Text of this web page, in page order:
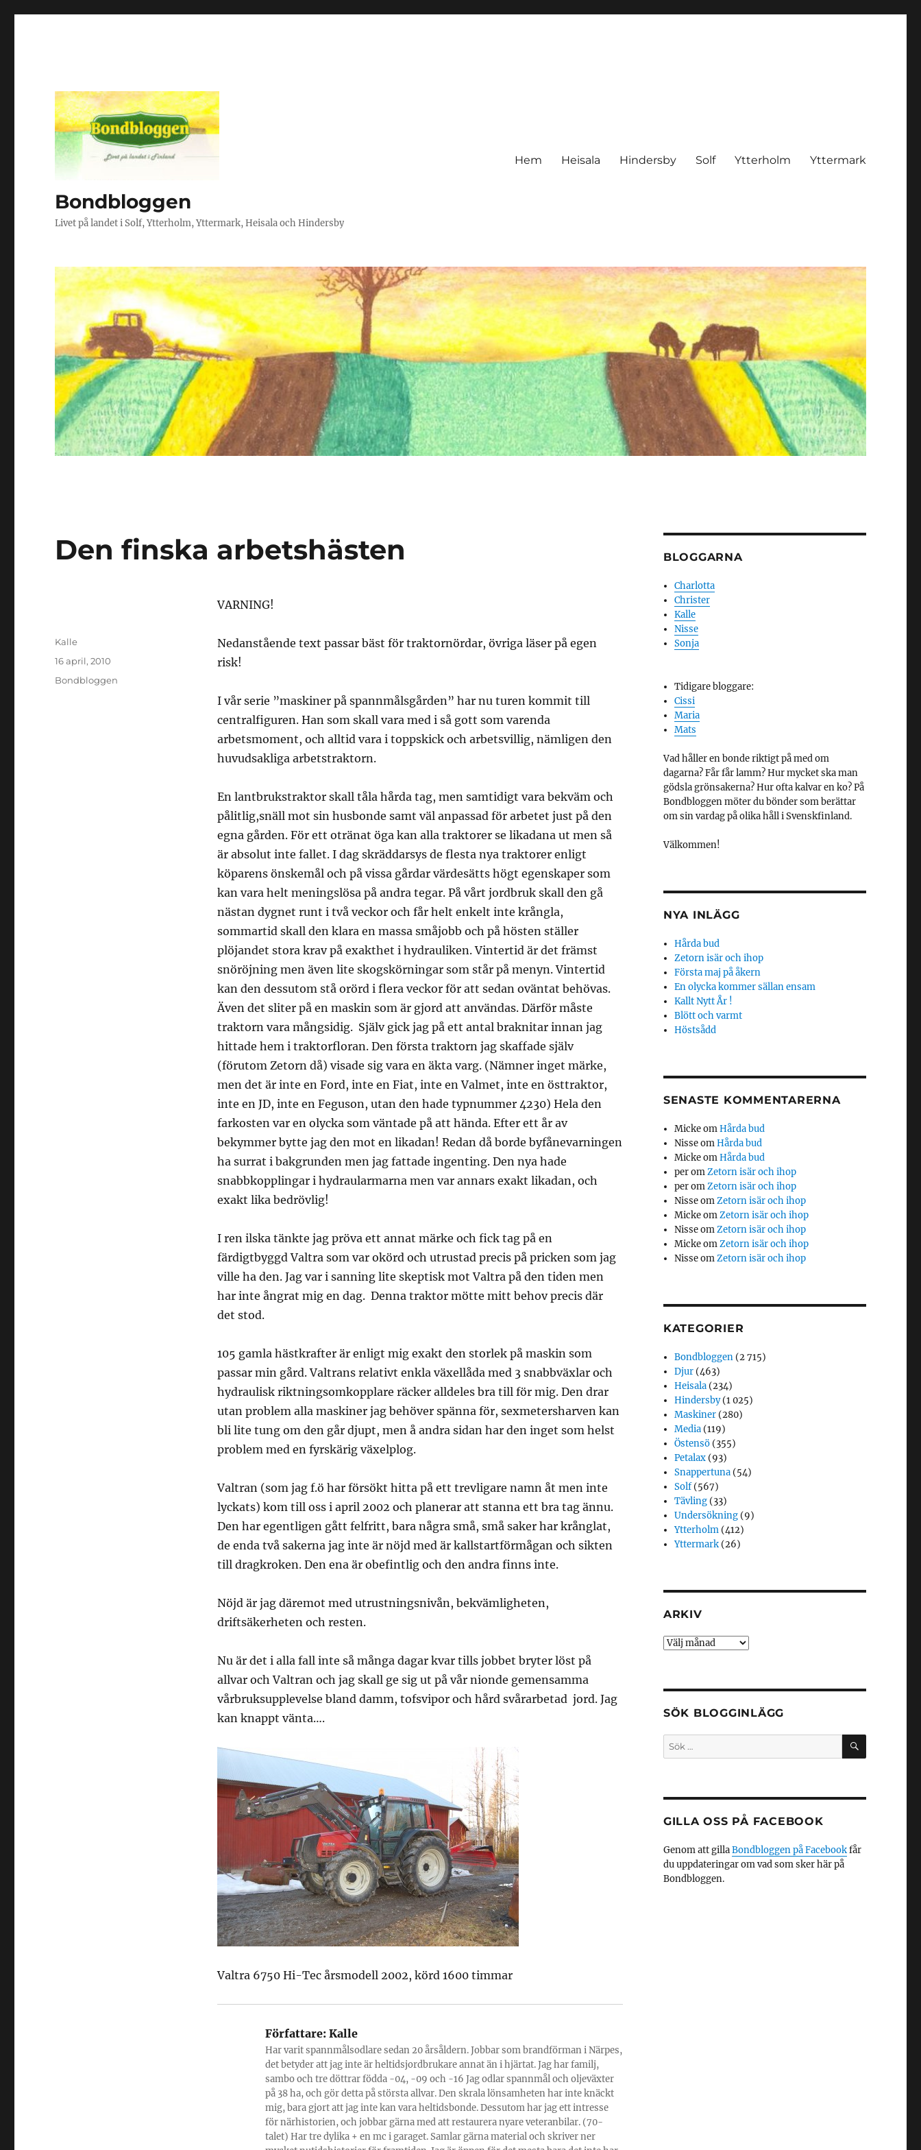
Bondbloggen
Livet på landet i Solf, Ytterholm, Yttermark, Heisala och Hindersby
Hem Heisala Hindersby Solf Ytterholm Yttermark
Den finska arbetshästen
VARNING!
Nedanstående text passar bäst för traktornördar, övriga läser på egen
risk!
I vår serie ”maskiner på spannmålsgården” har nu turen kommit till
centralfiguren. Han som skall vara med i så gott som varenda
arbetsmoment, och alltid vara i toppskick och arbetsvillig, nämligen den
huvudsakliga arbetstraktorn.
En lantbrukstraktor skall tåla hårda tag, men samtidigt vara bekväm och
pålitlig,snäll mot sin husbonde samt väl anpassad för arbetet just på den
egna gården. För ett otränat öga kan alla traktorer se likadana ut men så
är absolut inte fallet. I dag skräddarsys de flesta nya traktorer enligt
köparens önskemål och på vissa gårdar värdesätts högt egenskaper som
kan vara helt meningslösa på andra tegar. På vårt jordbruk skall den gå
nästan dygnet runt i två veckor och får helt enkelt inte krångla,
sommartid skall den klara en massa småjobb och på hösten ställer
plöjandet stora krav på exakthet i hydrauliken. Vintertid är det främst
snöröjning men även lite skogskörningar som står på menyn. Vintertid
kan den dessutom stå orörd i flera veckor för att sedan oväntat behövas.
Även det sliter på en maskin som är gjord att användas. Därför måste
traktorn vara mångsidig. Själv gick jag på ett antal braknitar innan jag
hittade hem i traktorfloran. Den första traktorn jag skaffade själv
(förutom Zetorn då) visade sig vara en äkta varg. (Nämner inget märke,
men det är inte en Ford, inte en Fiat, inte en Valmet, inte en östtraktor,
inte en JD, inte en Feguson, utan den hade typnummer 4230) Hela den
farkosten var en olycka som väntade på att hända. Efter ett år av
bekymmer bytte jag den mot en likadan! Redan då borde byfånevarningen
ha surrat i bakgrunden men jag fattade ingenting. Den nya hade
snabbkopplingar i hydraularmarna men var annars exakt likadan, och
exakt lika bedrövlig!
I ren ilska tänkte jag pröva ett annat märke och fick tag på en
färdigtbyggd Valtra som var okörd och utrustad precis på pricken som jag
ville ha den. Jag var i sanning lite skeptisk mot Valtra på den tiden men
har inte ångrat mig en dag. Denna traktor mötte mitt behov precis där
det stod.
105 gamla hästkrafter är enligt mig exakt den storlek på maskin som
passar min gård. Valtrans relativt enkla växellåda med 3 snabbväxlar och
hydraulisk riktningsomkopplare räcker alldeles bra till för mig. Den drar
utan problem alla maskiner jag behöver spänna för, sexmetersharven kan
bli lite tung om den går djupt, men å andra sidan har den inget som helst
problem med en fyrskärig växelplog.
Valtran (som jag f.ö har försökt hitta på ett trevligare namn åt men inte
lyckats) kom till oss i april 2002 och planerar att stanna ett bra tag ännu.
Den har egentligen gått felfritt, bara några små, små saker har krånglat,
de enda två sakerna jag inte är nöjd med är kallstartförmågan och sikten
till dragkroken. Den ena är obefintlig och den andra finns inte.
Nöjd är jag däremot med utrustningsnivån, bekvämligheten,
driftsäkerheten och resten.
Nu är det i alla fall inte så många dagar kvar tills jobbet bryter löst på
allvar och Valtran och jag skall ge sig ut på vår nionde gemensamma
vårbruksupplevelse bland damm, tofsvipor och hård svårarbetad jord. Jag
kan knappt vänta….
Valtra 6750 Hi-Tec årsmodell 2002, körd 1600 timmar
Författare:Kalle
Har varit spannmålsodlare sedan 20 årsåldern. Jobbar som brandförman i Närpes,
det betyder att jag inte är heltidsjordbrukare annat än i hjärtat. Jag har familj,
sambo och tre döttrar födda -04, -09 och -16 Jag odlar spannmål och oljeväxter
på 38 ha, och gör detta på största allvar. Den skrala lönsamheten har inte knäckt
mig, bara gjort att jag inte kan vara heltidsbonde. Dessutom har jag ett intresse
för närhistorien, och jobbar gärna med att restaurera nyare veteranbilar. (70-
talet) Har tre dylika + en mc i garaget. Samlar gärna material och skriver ner
Författare
Kalle
Publicerat
16 april, 2010
Kategorier
Bondbloggen
BLOGGARNA
Charlotta
Christer
Kalle
Nisse
Sonja
Tidigare bloggare:
Cissi
Maria
Mats
Vad håller en bonde riktigt på med om
dagarna? Får får lamm? Hur mycket ska man
gödsla grönsakerna? Hur ofta kalvar en ko? På
Bondbloggen möter du bönder som berättar
om sin vardag på olika håll i Svenskfinland.
Välkommen!
NYA INLÄGG
Hårda bud
Zetorn isär och ihop
Första maj på åkern
En olycka kommer sällan ensam
Kallt Nytt År !
Blött och varmt
Höstsådd
SENASTE KOMMENTARERNA
MickeomHårda bud
NisseomHårda bud
MickeomHårda bud
peromZetorn isär och ihop
peromZetorn isär och ihop
NisseomZetorn isär och ihop
MickeomZetorn isär och ihop
NisseomZetorn isär och ihop
MickeomZetorn isär och ihop
NisseomZetorn isär och ihop
KATEGORIER
Bondbloggen (2 715)
Djur (463)
Heisala (234)
Hindersby(1 025)
Maskiner (280)
Media (119)
Östensö (355)
Petalax (93)
Snappertuna (54)
Solf(567)
Tävling (33)
Undersökning (9)
Ytterholm (412)
Yttermark (26)
ARKIV
Arkiv
SÖK BLOGGINLÄGG
Sök
efter:
SÖK
GILLA OSS PÅ FACEBOOK
Genom att gillaBondbloggen på Facebookfår
du uppdateringar om vad som sker här på
Bondbloggen.